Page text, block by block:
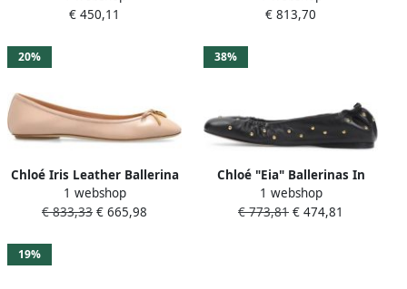
€ 450,11
€ 813,70
20%
Chloé Iris Leather Ballerina
Flats in beige
1 webshop
€ 833,33 € 665,98
38%
Chloé "Eia" Ballerinas In
Semi-Gloss Leather in zwart
1 webshop
€ 773,81 € 474,81
19%